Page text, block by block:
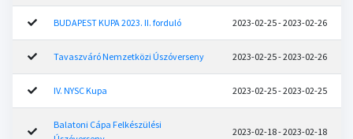
BUDAPEST KUPA 2023. II. forduló 2023-02-25 - 2023-02-26
Tavaszváró Nemzetközi Úszóverseny 2023-02-25 - 2023-02-26
IV. NYSC Kupa 2023-02-25 - 2023-02-25
Balatoni Cápa Felkészülési
2023-02-18 - 2023-02-18